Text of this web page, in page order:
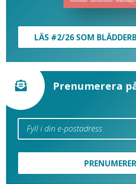
LÄS #2/26 SOM
Prenumerera